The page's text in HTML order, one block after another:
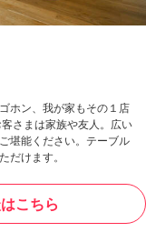
ホン、我が家もその１店
さまは家族や友人。広い
堪能ください。テーブル
だけます。
こちら